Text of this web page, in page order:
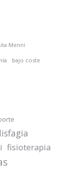
Menni
bajo coste
fisioterapia